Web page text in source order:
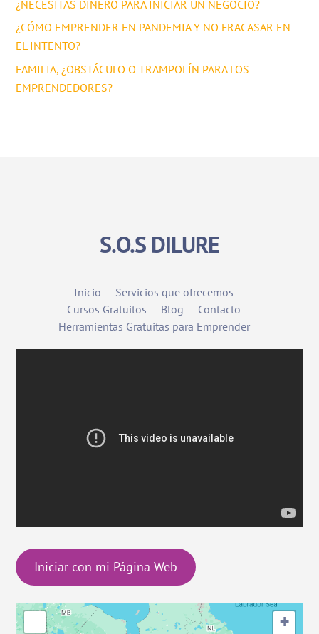
¿NECESITAS DINERO PARA INICIAR UN NEGOCIO?
¿CÓMO EMPRENDER EN PANDEMIA Y NO FRACASAR EN
EL INTENTO?
FAMILIA, ¿OBSTÁCULO O TRAMPOLÍN PARA LOS
EMPRENDEDORES?
S.O.S DILURE
Inicio
Servicios que ofrecemos
Cursos Gratuitos
Blog
Contacto
Herramientas Gratuitas para Emprender
Iniciar con mi Página Web
+